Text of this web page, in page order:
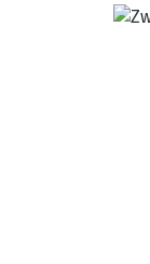
Bildergalerie